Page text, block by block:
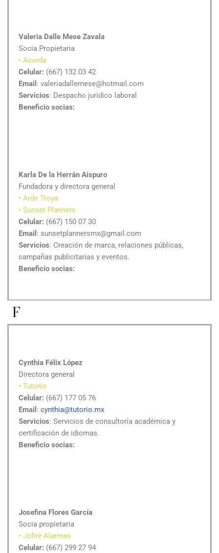
Valeria Dalle Mese Zavala
Socia Propietaria
• Acorda
Celular: (667) 132 03 42
Email : valeriadallemese@hotmail.com
Servicios: Despacho jurídico laboral
Beneficio socias:
Karla De la Herrán Aispuro
Fundadora y directora general
• Arde Troya
• Sunset Planners
Celular: (667) 150 07 30
Email : sunsetplannersmx@gmail.com
Servicios: Creación de marca, relaciones públicas,
campañas publicitarias y eventos.
Beneficio socias:
F
Cynthia Félix López
Directora general
• Tutorio
Celular: (667) 177 05 76
Email : cynthia@tutorio.mx
Servicios: Servicios de consultoría académica y
certificación de idiomas.
Beneficio socias:
Josefina Flores García
Socia propietaria
• Jofire Alarmas
Celular: (667) 299 27 94